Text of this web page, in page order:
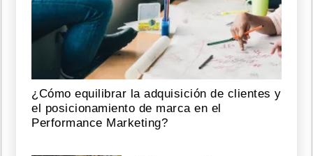
¿Cómo equilibrar la adquisición de clientes y
el posicionamiento de marca en el
Performance Marketing?